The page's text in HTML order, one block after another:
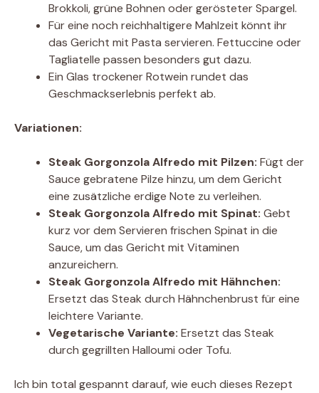
Brokkoli, grüne Bohnen oder gerösteter Spargel.
Für eine noch reichhaltigere Mahlzeit könnt ihr
das Gericht mit Pasta servieren. Fettuccine oder
Tagliatelle passen besonders gut dazu.
Ein Glas trockener Rotwein rundet das
Geschmackserlebnis perfekt ab.
Variationen:
Steak Gorgonzola Alfredo mit Pilzen: Fügt der
Sauce gebratene Pilze hinzu, um dem Gericht
eine zusätzliche erdige Note zu verleihen.
Steak Gorgonzola Alfredo mit Spinat: Gebt
kurz vor dem Servieren frischen Spinat in die
Sauce, um das Gericht mit Vitaminen
anzureichern.
Steak Gorgonzola Alfredo mit Hähnchen:
Ersetzt das Steak durch Hähnchenbrust für eine
leichtere Variante.
Vegetarische Variante: Ersetzt das Steak
durch gegrillten Halloumi oder Tofu.
Ich bin total gespannt darauf, wie euch dieses Rezept